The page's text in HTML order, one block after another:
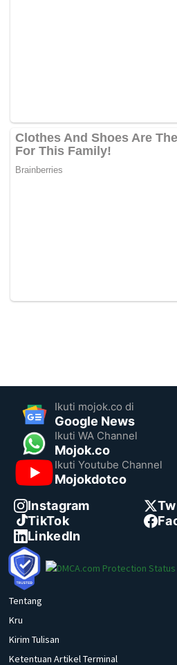
Ikuti mojok.co di
Google News
Ikuti WA Channel
Mojok.co
Ikuti Youtube Channel
Mojokdotco
Instagram
TikTok
LinkedIn
Tentang
Kru
Kirim Tulisan
Ketentuan Artikel Terminal